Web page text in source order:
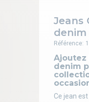
Jeans
denim
Ajoutez
denim
Ce jean
Référence: